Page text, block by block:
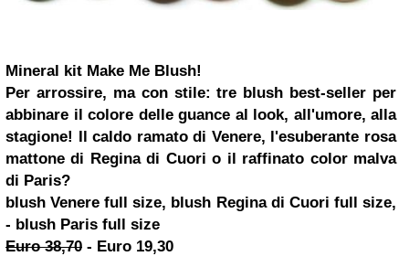
Mineral kit Make Me Blush!
Per arrossire, ma con stile: tre blush best-seller per
abbinare il colore delle guance al look, all'umore, alla
stagione! Il caldo ramato di Venere, l'esuberante rosa
mattone di Regina di Cuori o il raffinato color malva
di Paris?
blush Venere full size, blush Regina di Cuori full size,
- blush Paris full size
Euro 38,70 - Euro 19,30